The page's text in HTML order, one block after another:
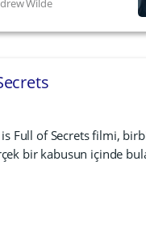
Wilde
Full of Secrets filmi,
bir kabusun içinde